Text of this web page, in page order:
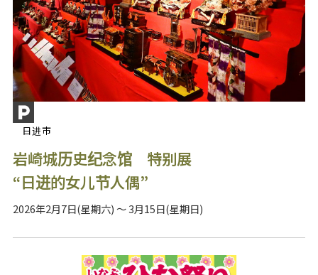
日进市
岩崎城历史纪念馆 特别展
“日进的女儿节人偶”
2026年2月7日(星期六) ～ 3月15日(星期日)